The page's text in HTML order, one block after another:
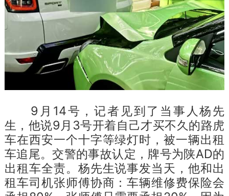
9月14号，记者见到了当事人杨先
生，他说9月3号开着自己才买不久的路虎
车在西安一个十字等绿灯时，被一辆出租
车追尾。交警的事故认定，牌号为陕AD的
出租车全责。杨先生说事发当天，他和出
租车司机张师傅协商：车辆维修费保险会